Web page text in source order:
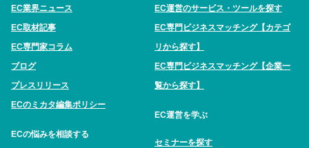
EC業界ニュース
EC取材記事
EC専門家コラム
ブログ
プレスリリース
ECのミカタ編集ポリシー
ECの悩みを相談する
EC運営のサービス・ツールを探す
EC専門ビジネスマッチング【カテゴ
リから探す】
EC専門ビジネスマッチング【企業一
覧から探す】
EC運営を学ぶ
セミナーを探す